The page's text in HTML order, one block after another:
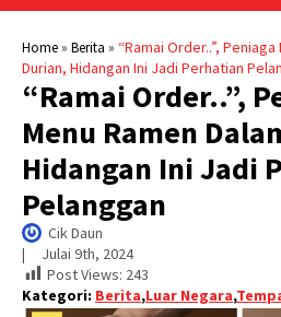
Home» Berita » “Ramai Order..”,
Durian, Hidangan Ini Jadi Perhatian
“Ramai Order..”,
Menu Ramen
Hidangan Ini Jadi
Pelanggan
Cik Daun
| Julai 9th, 2024
Post Views: 243
Kategori: Berita,Luar Negara,